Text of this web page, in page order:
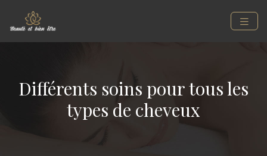
Différents soins pour tous les
types de cheveux